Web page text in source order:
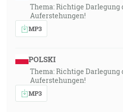
Thema: Richtige
Auferstehungen!
MP3
POLSKI
Thema: Richtige
Auferstehungen!
MP3